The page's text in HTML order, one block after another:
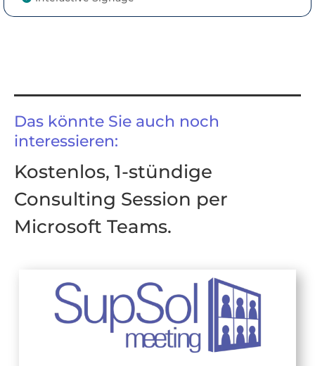
Das könnte Sie auch noch
interessieren:
Kostenlos, 1-stündige
Consulting Session per
Microsoft Teams.